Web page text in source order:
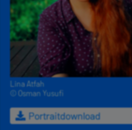
Lina Atfah
© Osman Yusufi
Portraitdownload